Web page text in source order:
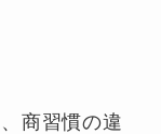
商習慣の違